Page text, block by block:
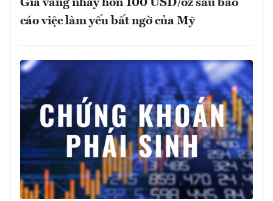
Giá vàng nhảy hơn 100 USD/oz sau báo
cáo việc làm yếu bất ngờ của Mỹ